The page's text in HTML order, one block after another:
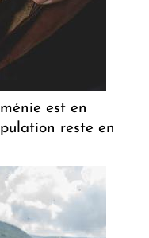
est en
reste en